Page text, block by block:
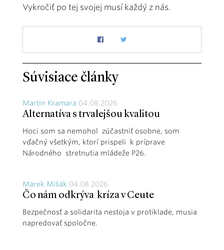
Vykročiť po tej svojej musí každý z nás.
Súvisiace články
Martin Kramara 04.08.2026
Alternatíva s trvalejšou kvalitou
Hoci som sa nemohol zúčastniť osobne, som
vďačný všetkým, ktorí prispeli k príprave
Národného stretnutia mládeže P26.
Marek Mišák 04.08.2026
Čo nám odkrýva kríza v Ceute
Bezpečnosť a solidarita nestoja v protiklade, musia
napredovať spoločne.